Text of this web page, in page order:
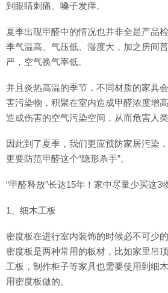
到眼睛刺痛、嗓子发痒。
夏季出现甲醛中的情况也并非全是产品
季气温高、气压低、湿度大，加之房间
严，空气换气率低。
并且炎热高温的季节，不同材质的家具
害污染物，积聚在室内造成甲醛浓度增
造成伤害的空气污染空间，从而危害人类
因此到了夏季，我们更应预防家居污染
更要防范甲醛这个“隐形杀手”。
“甲醛释放”长达15年！家中尽量少买这3
1、细木工板
密度板在进行室内装饰的时候必不可少
密度板是两种常用的板材，比如家里吊
工板，制作柜子等家具也需要使用到细
用密度板做的。